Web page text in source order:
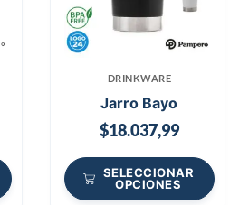
DRINKWARE
Jarro Bayo
$18.037,99
SELECCIONAR
OPCIONES